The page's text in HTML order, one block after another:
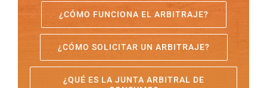
¿CÓMO FUNCIONA EL ARBITRAJE?
¿CÓMO SOLICITAR UN ARBITRAJE?
¿QUÉ ES LA JUNTA ARBITRAL DE